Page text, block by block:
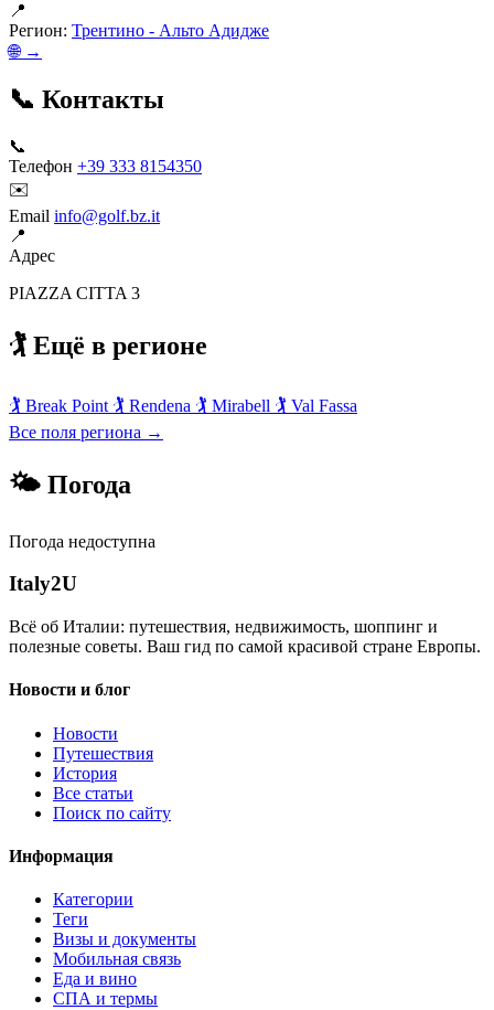
📍
Регион: Трентино - Альто Адидже
🌐 →
📞 Контакты
📞
Телефон +39 333 8154350
✉️
Email info@golf.bz.it
📍
Адрес
PIAZZA CITTA 3
🏌️ Ещё в регионе
🏌️ Break Point 🏌️ Rendena 🏌️ Mirabell 🏌️ Val Fassa
Все поля региона →
🌤 Погода
Погода недоступна
Italy2U
Всё об Италии: путешествия, недвижимость, шоппинг и
полезные советы. Ваш гид по самой красивой стране Европы.
Новости и блог
Новости
Путешествия
История
Все статьи
Поиск по сайту
Информация
Категории
Теги
Визы и документы
Мобильная связь
Еда и вино
СПА и термы